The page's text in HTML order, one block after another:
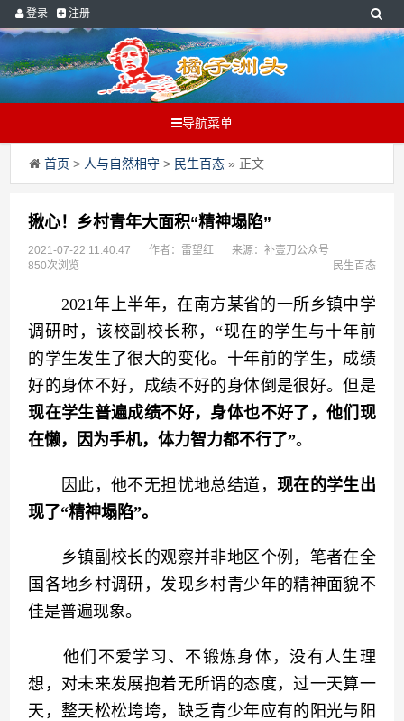
登录 注册
导航菜单
首页 > 人与自然相守 > 民生百态 » 正文
揪心！乡村青年大面积“精神塌陷”
2021-07-22 11:40:47 作者：雷望红
来源：补壹刀公众号
850次浏览
民生百态
2021年上半年，在南方某省的一所乡镇中学
调研时，该校副校长称，“现在的学生与十年前
的学生发生了很大的变化。十年前的学生，成绩
好的身体不好，成绩不好的身体倒是很好。但是
现在学生普遍成绩不好，身体也不好了，他们现
在懒，因为手机，体力智力都不行了”。
因此，他不无担忧地总结道， 现在的学生出
现了“精神塌陷”。
乡镇副校长的观察并非地区个例，笔者在全
国各地乡村调研，发现乡村青少年的精神面貌不
佳是普遍现象。
他们不爱学习、不锻炼身体，没有人生理
想，对未来发展抱着无所谓的态度，过一天算一
天，整天松松垮垮，缺乏青少年应有的阳光与阳